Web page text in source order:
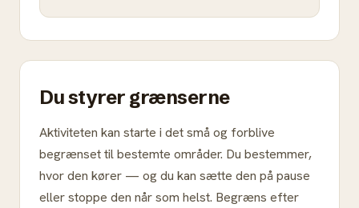
Du styrer grænserne
Aktiviteten kan starte i det små og forblive
begrænset til bestemte områder. Du bestemmer,
hvor den kører — og du kan sætte den på pause
eller stoppe den når som helst. Begræns efter